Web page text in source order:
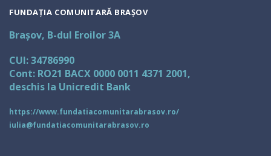
FUNDAȚIA COMUNITARĂ BRAȘOV
Brașov, B-dul Eroilor 3A
CUI: 34786990
Cont: RO21 BACX 0000 0011 4371 2001,
deschis la Unicredit Bank
https://www.fundatiacomunitarabrasov.ro/
iulia@fundatiacomunitarabrasov.ro